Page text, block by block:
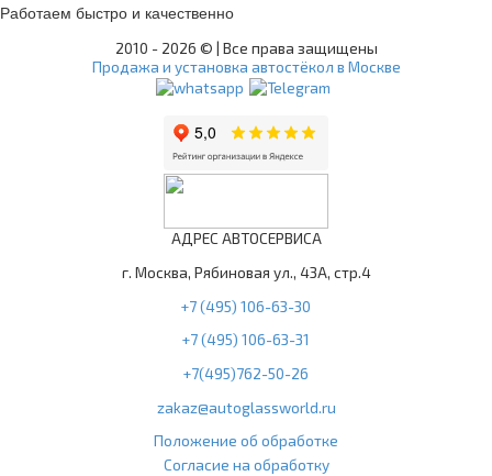
Работаем быстро и качественно
2010 - 2026 © | Все права защищены
Продажа и установка автостёкол в Москве
АДРЕС АВТОСЕРВИСА
г. Москва, Рябиновая ул., 43А, стр.4
+7 (495) 106-63-30
+7 (495) 106-63-31
+7(495)762-50-26
zakaz@autoglassworld.ru
Положение об обработке
Согласие на обработку